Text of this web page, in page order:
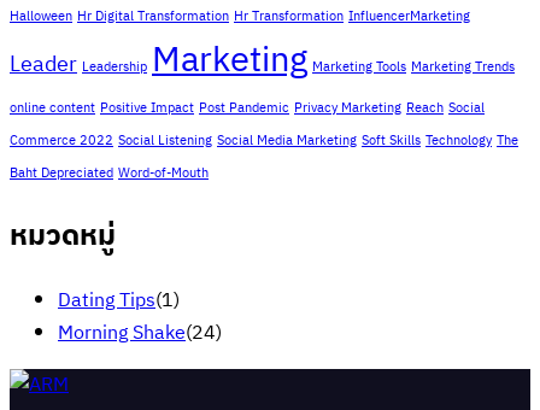
Halloween Hr Digital Transformation Hr Transformation InfluencerMarketing
Leader Leadership Marketing Marketing Tools Marketing Trends
online content Positive Impact Post Pandemic Privacy Marketing Reach Social
Commerce 2022 Social Listening Social Media Marketing Soft Skills Technology The
Baht Depreciated Word-of-Mouth
หมวดหมู่
Dating Tips(1)
Morning Shake(24)